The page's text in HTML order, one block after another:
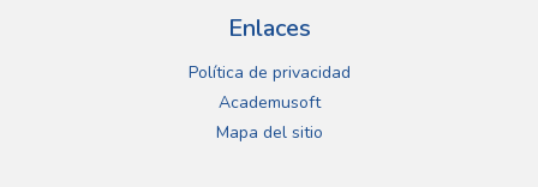
Enlaces
Política de privacidad
Academusoft
Mapa del sitio